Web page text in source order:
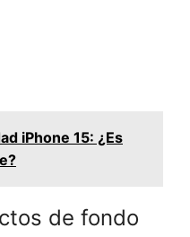
iPhone 15: ¿Es
de fondo